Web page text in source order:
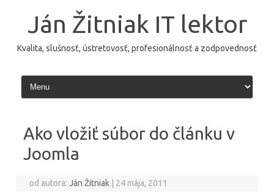
Ján Žitniak IT lektor
Kvalita, slušnosť, ústretovosť, profesionálnosť a zodpovednosť
Ako vložiť súbor do článku v
Joomla
od autora:Ján Žitniak 24 mája, 2011